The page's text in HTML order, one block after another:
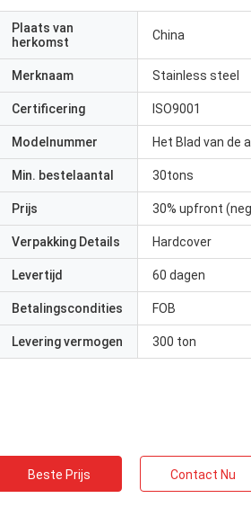
Plaats van
herkomst
China
Merknaam Stainless steel
Certificering ISO9001
Modelnummer Het Blad van de
Min. bestelaantal 30tons
Prijs 30% upfront
Verpakking Details Hardcover
Levertijd 60 dagen
Betalingscondities FOB
Levering vermogen 300 ton
Beste Prijs Contact Nu